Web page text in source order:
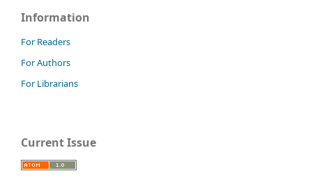
Information
For Readers
For Authors
For Librarians
Current Issue